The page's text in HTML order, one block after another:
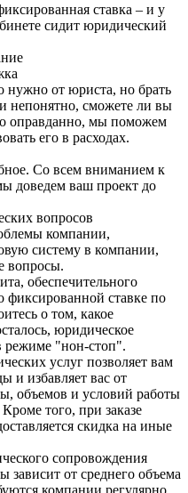
ставка – и у
сидит юридический
нужно от юриста, но брать
непонятно, сможете ли вы
оправданно, мы поможем
его в расходах.
Со всем вниманием к
доведем ваш проект до
вопросов
компании,
систему в компании,
вопросы.
обеспечительного
фиксированной ставке по
о том, какое
юридическое
режиме "нон-стоп".
услуг позволяет вам
и избавляет вас от
объемов и условий работы
того, при заказе
скидка на иные
сопровождения
зависит от среднего объема
компании регулярно.